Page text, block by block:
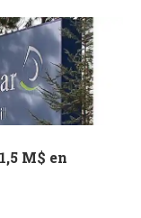
M$ en